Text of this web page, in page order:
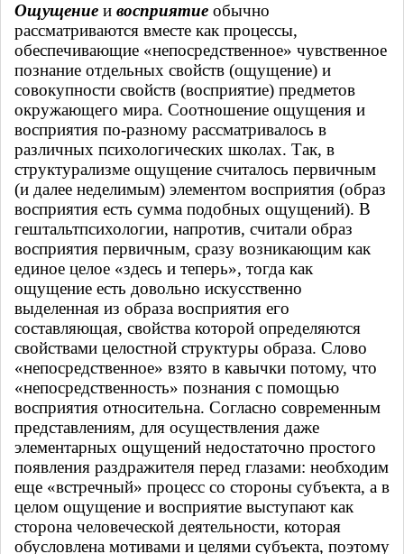
Ощущение и восприятие обычно
рассматриваются вместе как процессы,
обеспечивающие «непосредственное» чувственное
познание отдельных свойств (ощущение) и
совокупности свойств (восприятие) предметов
окружающего мира. Соотношение ощущения и
восприятия по-разному рассматривалось в
различных психологических школах. Так, в
структурализме ощущение считалось первичным
(и далее неделимым) элементом восприятия (образ
восприятия есть сумма подобных ощущений). В
гештальтпсихологии, напротив, считали образ
восприятия первичным, сразу возникающим как
единое целое «здесь и теперь», тогда как
ощущение есть довольно искусственно
выделенная из образа восприятия его
составляющая, свойства которой определяются
свойствами целостной структуры образа. Слово
«непосредственное» взято в кавычки потому, что
«непосредственность» познания с помощью
восприятия относительна. Согласно современным
представлениям, для осуществления даже
элементарных ощущений недостаточно простого
появления раздражителя перед глазами: необходим
еще «встречный» процесс со стороны субъекта, а в
целом ощущение и восприятие выступают как
сторона человеческой деятельности, которая
обусловлена мотивами и целями субъекта, поэтому